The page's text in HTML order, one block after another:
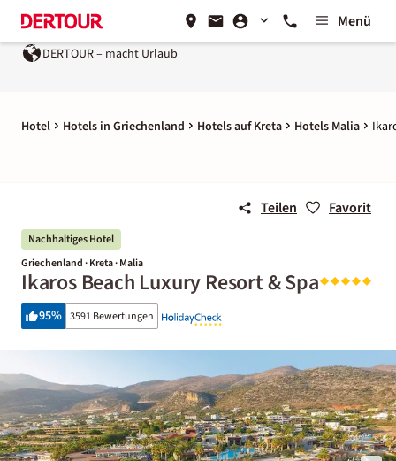
Menü
DERTOUR – macht Urlaub
Hotel Hotels in Griechenland Hotels auf Kreta Hotels Malia
Teilen Favorit
Nachhaltiges Hotel
Griechenland · Kreta · Malia
Ikaros Beach Luxury Resort & Spa
95% 3591 Bewertungen